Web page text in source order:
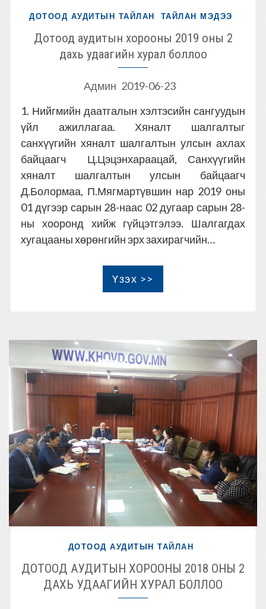
ДОТООД АУДИТЫН ТАЙЛАН ТАЙЛАН МЭДЭЭ
Дотоод аудитын хорооны 2019 оны 2
дахь удаагийн хурал боллоо
Админ 2019-06-23
1. Нийгмийн даатгалын хэлтэсийн сангуудын
үйл ажиллагаа. Хяналт шалгалтыг
санхүүгийн хяналт шалгалтын улсын ахлах
байцаагч Ц.Цэцэнхараацай, Санхүүгийн
хяналт шалгалтын улсын байцаагч
Д.Болормаа, П.Мягмартүвшин нар 2019 оны
01 дүгээр сарын 28-наас 02 дугаар сарын 28-
ны хооронд хийж гүйцэтгэлээ. Шалгагдах
хугацааны хөрөнгийн эрх захирагчийн…
Үзэх >>
ДОТООД АУДИТЫН ТАЙЛАН
ДОТООД АУДИТЫН ХОРООНЫ 2018 ОНЫ 2
ДАХЬ УДААГИЙН ХУРАЛ БОЛЛОО